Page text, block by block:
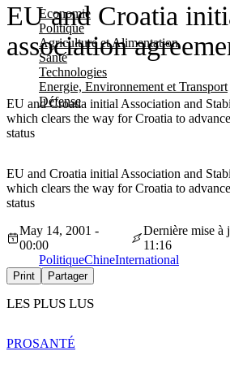
Economie
Politique
Agriculture et Alimentation
Santé
Technologies
Energie, Environnement et Transport
Défense
EU and Croatia
association
EU and Croatia initial Association and
which clears the way for Croatia to
status
EU and Croatia initial Association and
which clears the way for Croatia to
status
May 14, 2001 -
00:00
Dernière mise à
11:16
PolitiqueChineInternational
Print Partager
LES PLUS LUS
PROSANTÉ